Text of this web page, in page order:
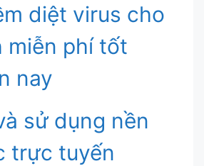
diệt virus cho
miễn phí tốt
nay
sử dụng nền
trực tuyến